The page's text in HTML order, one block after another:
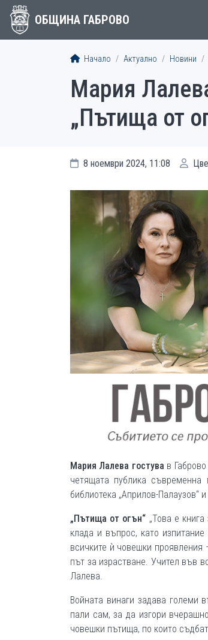
ОБЩИНА ГАБРОВО
Начало Актуално Новини
Мария
„Пътища от
8 ноември 2024, 11:08
Мария Лалева гостува в
четящата публика съвременна
библиотека „Априлов-Палаузов“
„Пътища от огън“ „Това е
клада и въпрос, като
всичките ѝ човешки
път за израстване. Учител във
Лалева.
Войната винаги задава големи
пали сам, за да изгори
човешки пътища, по които